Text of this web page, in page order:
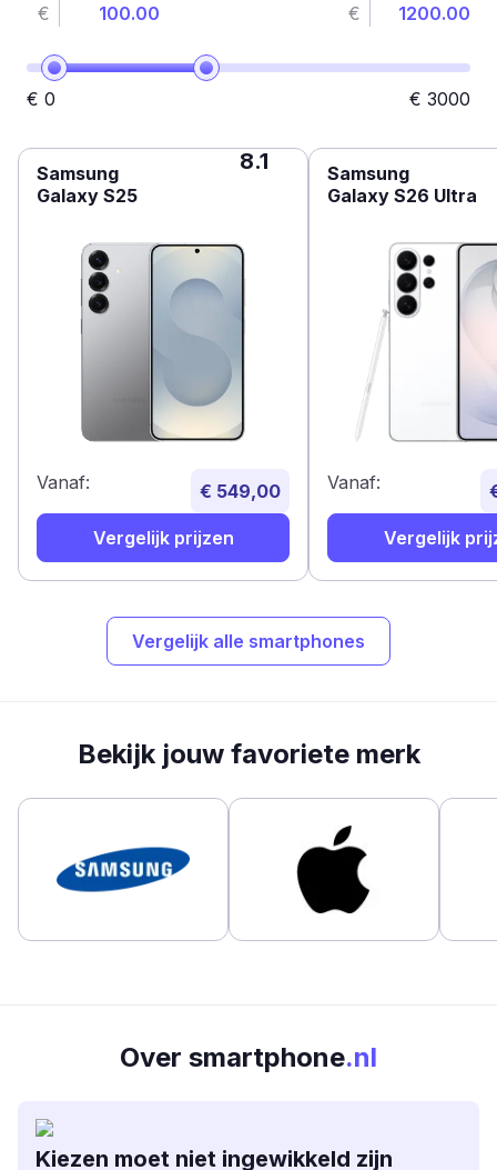
€ €
€ 0 € 3000
Samsung
Galaxy S25
8.1
Vanaf: € 549,00
Vergelijk prijzen
Samsung
Galaxy S26 Ultra
Vanaf:
Vergelijk
Vergelijk alle smartphones
Bekijk jouw favoriete merk
Over smartphone.nl
Kiezen moet niet ingewikkeld zijn